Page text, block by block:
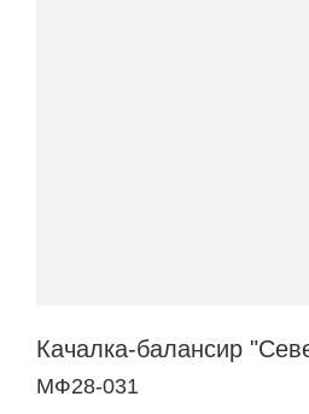
Качалка-балансир
МФ28-031